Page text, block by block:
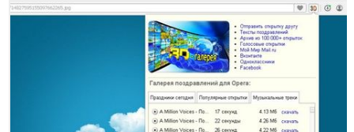
tagong
ha